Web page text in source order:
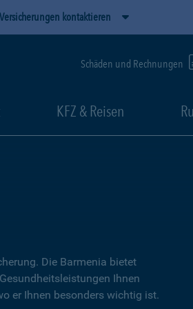
kontaktieren
Schäden und Rechnungen
KFZ & Reisen
Die Barmenia bietet
Ihnen
er Ihnen besonders wichtig ist.